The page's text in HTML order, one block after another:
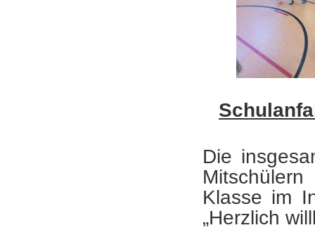
Die
Klasse im
„Herzlich